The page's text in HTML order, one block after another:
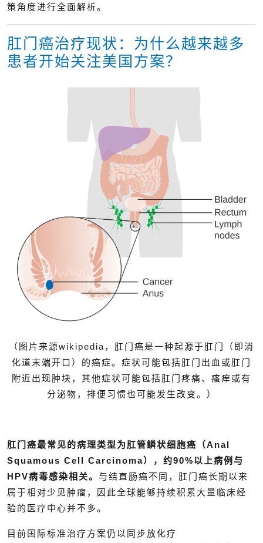
策角度进行全面解析。
肛门癌治疗现状：为什么越来越多
患者开始关注美国方案？
（图片来源wikipedia，肛门癌是一种起源于肛门（即消
化道末端开口）的癌症。症状可能包括肛门出血或肛门
附近出现肿块，其他症状可能包括肛门疼痛、瘙痒或有
分泌物，排便习惯也可能发生改变。）
肛门癌最常见的病理类型为肛管鳞状细胞癌（Anal
Squamous Cell Carcinoma），约90%以上病例与
HPV病毒感染相关。 与结直肠癌不同，肛门癌长期以来
属于相对少见肿瘤，因此全球能够持续积累大量临床经
验的医疗中心并不多。
目前国际标准治疗方案仍以同步放化疗